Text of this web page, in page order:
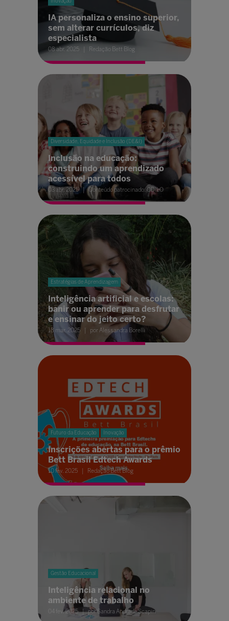
IA personaliza o ensino superior,
sem alterar currículos, diz
especialista
08 abr. 2025 Redação Bett Blog
Diversidade, Equidade e Inclusão (DE&I)
Inclusão na educação:
construindo um aprendizado
acessível para todos
03 abr. 2025 Conteúdo patrocinado: ODILO
Estratégias de Aprendizagem
Inteligência artificial e escolas:
banir ou aprender para desfrutar
e ensinar do jeito certo?
18 mar. 2025 por Alessandra Borelli
Futuro da Educação Inovação
Inscrições abertas para o prêmio
Bett Brasil Edtech Awards
10 fev. 2025 Redação Bett Blog
Gestão Educacional
Inteligência relacional no
ambiente de trabalho
04 fev. 2025 por Sandra Andrade Scapin